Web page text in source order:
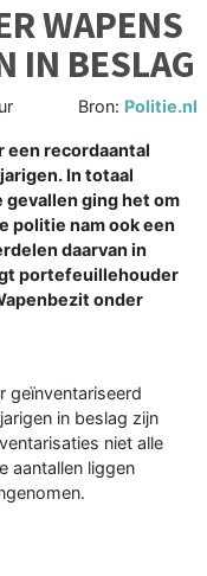
WAPENS
IN BESLAG
Bron: Politie.nl
een recordaantal
In totaal
gevallen ging het om
politie nam ook een
daarvan in
portefeuillehouder
onder
geïnventariseerd
in beslag zijn
niet alle
aantallen liggen